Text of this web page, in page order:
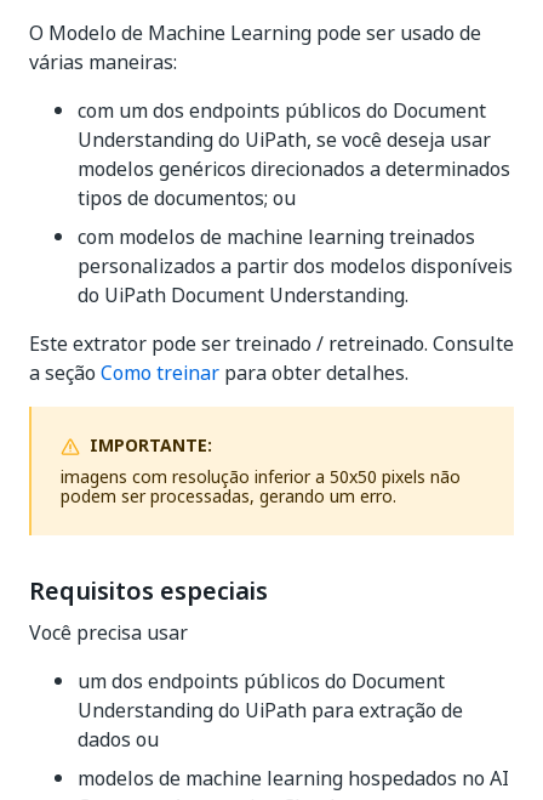
O Modelo de Machine Learning pode ser usado de
várias maneiras:
com um dos endpoints públicos do Document
Understanding do UiPath, se você deseja usar
modelos genéricos direcionados a determinados
tipos de documentos; ou
com modelos de machine learning treinados
personalizados a partir dos modelos disponíveis
do UiPath Document Understanding.
Este extrator pode ser treinado / retreinado. Consulte
a seção Como treinar para obter detalhes.
IMPORTANTE:
imagens com resolução inferior a 50x50 pixels não
podem ser processadas, gerando um erro.
Requisitos especiais
Você precisa usar
um dos endpoints públicos do Document
Understanding do UiPath para extração de
dados ou
modelos de machine learning hospedados no AI